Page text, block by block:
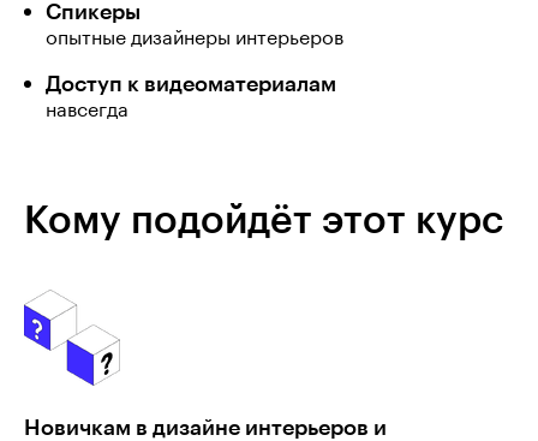
Спикеры
опытные дизайнеры интерьеров
Доступ к видеоматериалам
навсегда
Кому подойдёт этот курс
Новичкам в дизайне интерьеров и